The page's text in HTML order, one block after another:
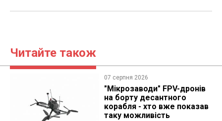
Читайте також
07 серпня 2026
"Мікрозаводи" FPV-дронів
на борту десантного
корабля - хто вже показав
таку можливість